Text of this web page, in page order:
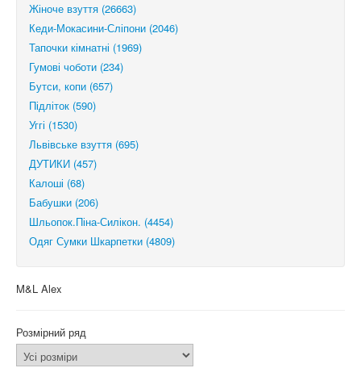
Жіноче взуття (26663)
Кеди-Мокасини-Сліпони (2046)
Тапочки кімнатні (1969)
Гумові чоботи (234)
Бутси, копи (657)
Підліток (590)
Уггі (1530)
Львівське взуття (695)
ДУТИКИ (457)
Калоші (68)
Бабушки (206)
Шльопок.Піна-Силікон. (4454)
Одяг Сумки Шкарпетки (4809)
M&L Alex
Розмірний ряд